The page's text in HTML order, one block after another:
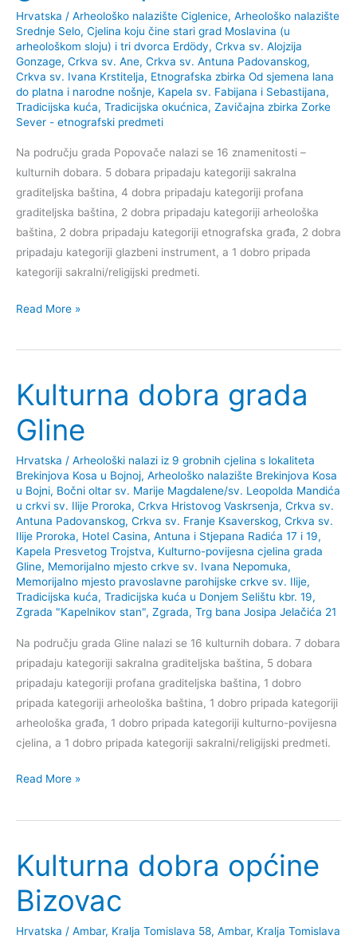
Hrvatska / Arheološko nalazište Ciglenice, Arheološko nalazište
Srednje Selo, Cjelina koju čine stari grad Moslavina (u
arheološkom sloju) i tri dvorca Erdödy, Crkva sv. Alojzija
Gonzage, Crkva sv. Ane, Crkva sv. Antuna Padovanskog,
Crkva sv. Ivana Krstitelja, Etnografska zbirka Od sjemena lana
do platna i narodne nošnje, Kapela sv. Fabijana i Sebastijana,
Tradicijska kuća, Tradicijska okućnica, Zavičajna zbirka Zorke
Sever - etnografski predmeti
Na području grada Popovače nalazi se 16 znamenitosti –
kulturnih dobara. 5 dobara pripadaju kategoriji sakralna
graditeljska baština, 4 dobra pripadaju kategoriji profana
graditeljska baština, 2 dobra pripadaju kategoriji arheološka
baština, 2 dobra pripadaju kategoriji etnografska građa, 2 dobra
pripadaju kategoriji glazbeni instrument, a 1 dobro pripada
kategoriji sakralni/religijski predmeti.
Znamenitosti
–
baština
grada
Popovače
Read More »
Kulturna dobra grada
Gline
Hrvatska / Arheološki nalazi iz 9 grobnih cjelina s lokaliteta
Brekinjova Kosa u Bojnoj, Arheološko nalazište Brekinjova Kosa
u Bojni, Bočni oltar sv. Marije Magdalene/sv. Leopolda Mandića
u crkvi sv. Ilije Proroka, Crkva Hristovog Vaskrsenja, Crkva sv.
Antuna Padovanskog, Crkva sv. Franje Ksaverskog, Crkva sv.
Ilije Proroka, Hotel Casina, Antuna i Stjepana Radića 17 i 19,
Kapela Presvetog Trojstva, Kulturno-povijesna cjelina grada
Gline, Memorijalno mjesto crkve sv. Ivana Nepomuka,
Memorijalno mjesto pravoslavne parohijske crkve sv. Ilije,
Tradicijska kuća, Tradicijska kuća u Donjem Selištu kbr. 19,
Zgrada "Kapelnikov stan", Zgrada, Trg bana Josipa Jelačića 21
Na području grada Gline nalazi se 16 kulturnih dobara. 7 dobara
pripadaju kategoriji sakralna graditeljska baština, 5 dobara
pripadaju kategoriji profana graditeljska baština, 1 dobro
pripada kategoriji arheološka baština, 1 dobro pripada kategoriji
arheološka građa, 1 dobro pripada kategoriji kulturno-povijesna
cjelina, a 1 dobro pripada kategoriji sakralni/religijski predmeti.
Kulturna
grada
Read More »
Kulturna dobra općine
Bizovac
Hrvatska / Ambar, Kralja Tomislava 58, Ambar, Kralja Tomislava